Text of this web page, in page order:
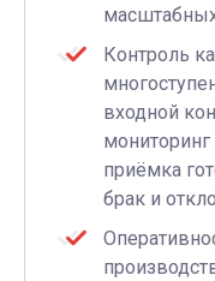
Контроль
входной
приёмка
брак и